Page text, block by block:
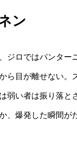
ン
ジロではパンター
ら目が離せない
弱い者は振り落
、爆発した瞬間が